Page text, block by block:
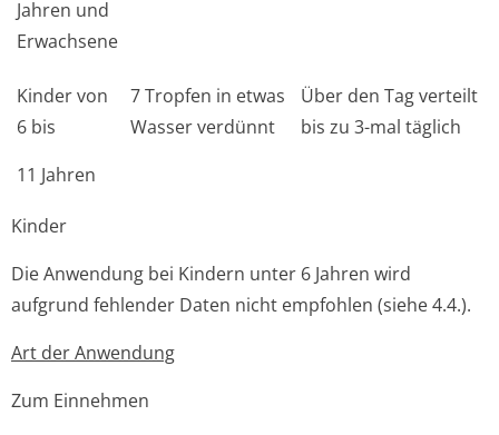
Jahren und
Erwachsene
Kinder von
6 bis
11 Jahren
7 Tropfen in etwas
Wasser verdünnt
Über den Tag verteilt
bis zu 3-mal täglich
Kinder
Die Anwendung bei Kindern unter 6 Jahren wird
aufgrund fehlender Daten nicht empfohlen (siehe 4.4.).
Art der Anwendung
Zum Einnehmen